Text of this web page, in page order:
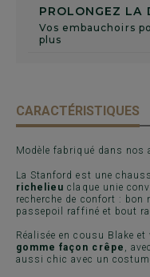
PROLONGEZ LA
Vos embauchoirs
plus
CARACTÉRISTIQUES
Modèle fabriqué dans nos
La Stanford est une
richelieu claque unie
recherche de confort :
passepoil raffiné et bout
Réalisée en cousu Blake et
gomme façon crêpe ,
aussi chic avec un